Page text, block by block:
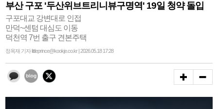
부산 구포 '두산위브트리니뷰구명역' 19일 청약 돌입
구포대교 강변대로 인접
만덕~센텀 대심도 이동
덕천역 7번 출구 견본주택
정옥재 기자 littleprince@kookje.co.kr | 2026.05.18 17:28